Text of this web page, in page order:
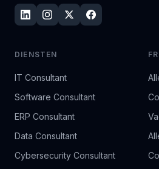
DIENSTEN
IT Consultant
Software Consultant
ERP Consultant
Data Consultant
Cybersecurity Consultant